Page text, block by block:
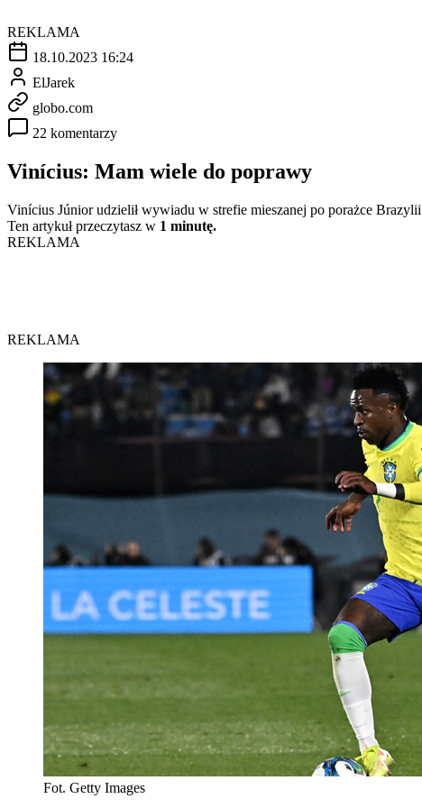
REKLAMA
18.10.2023 16:24
ElJarek
globo.com
22 komentarzy
Vinícius: Mam wiele do poprawy
Vinícius Júnior udzielił wywiadu w strefie mieszanej po porażce
Ten artykuł przeczytasz w 1 minutę.
REKLAMA
REKLAMA
Fot. Getty Images